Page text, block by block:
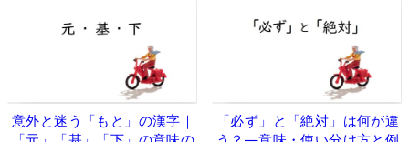
意外と迷う「もと」の漢字｜
「必ず」と「絶対」は何が違